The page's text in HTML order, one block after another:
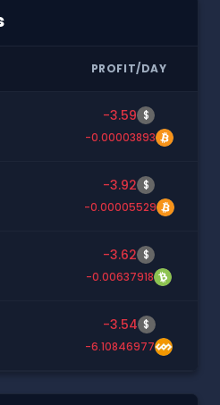
PROFIT/DAY
-3.59 $
-0.00003893
-3.92 $
-0.00005529
-3.62 $
-0.00637918
-3.54 $
-6.10846977